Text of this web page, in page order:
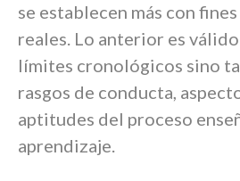
se establecen más con
reales. Lo anterior es
límites cronológicos sino
rasgos de conducta,
aptitudes del proceso
aprendizaje.